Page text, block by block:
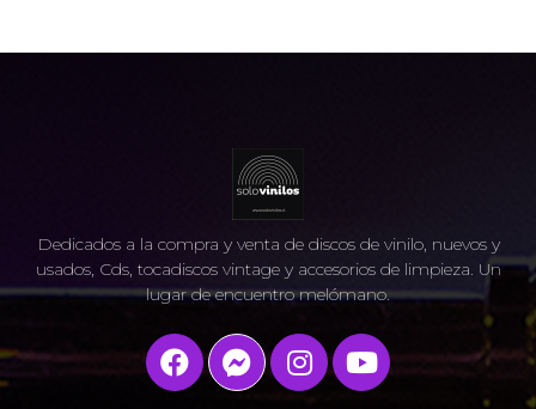
Dedicados a la compra y venta de discos de vinilo, nuevos y
usados, Cds, tocadiscos vintage y accesorios de limpieza. Un
lugar de encuentro melómano.